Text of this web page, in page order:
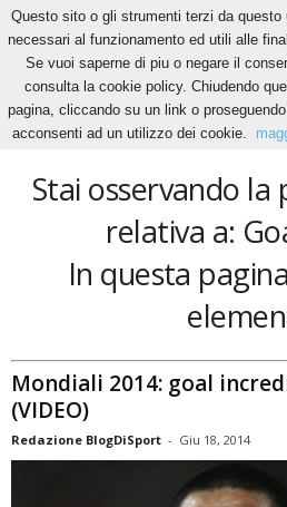
Home Tags Goal Cahill
Goal Cahill
Stai osservando la
relativa a:
In questa
Mondiali 2014: goal
(VIDEO)
Redazione BlogDiSport - Giu 18, 2014
Questo sito o gli strumenti terzi da
necessari al funzionamento ed utili alle
Se vuoi saperne di piu o negare il
consulta la cookie policy. Chiudendo
pagina, cliccando su un link o
acconsenti ad un utilizzo dei cookie.